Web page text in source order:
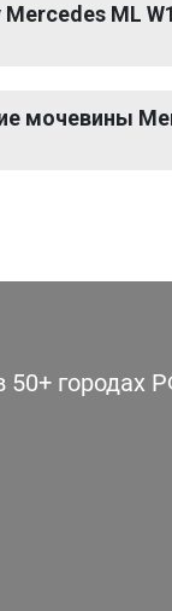
ML
мочевины
городах